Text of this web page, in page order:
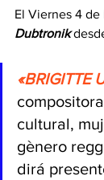
El Viernes 4 de
Dubtronik
«BRIGITTE
cultural,
gènero
dirá